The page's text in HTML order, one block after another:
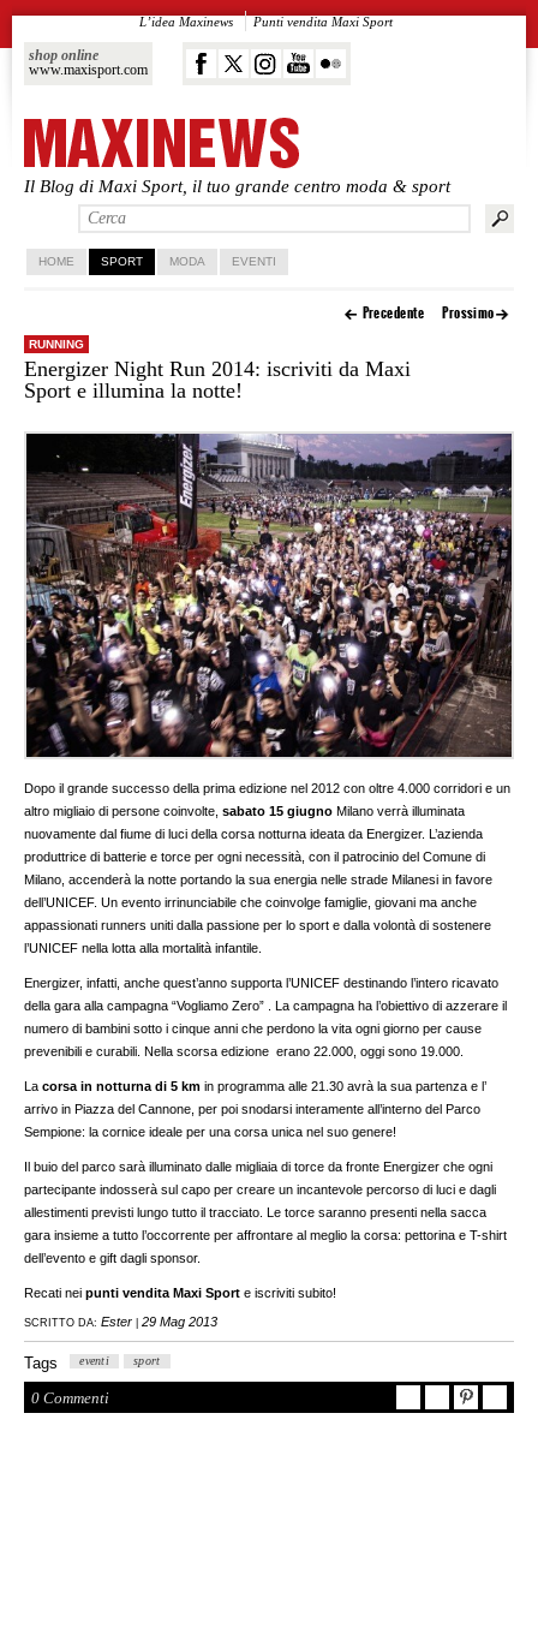
Il Blog di Maxi Sport, il tuo grande centro moda & sport
shop online
www.maxisport.com
L’idea Maxinews Punti vendita Maxi Sport
Vai al contenuto principale
Vai al contenuto secondario
HOME SPORT MODA EVENTI
Precedente Prossimo
RUNNING
Energizer Night Run 2014: iscriviti da Maxi
Sport e illumina la notte!
Dopo il grande successo della prima edizione nel 2012 con oltre 4.000 corridori e un
altro migliaio di persone coinvolte, sabato 15 giugno Milano verrà illuminata
nuovamente dal fiume di luci della corsa notturna ideata da Energizer. L’azienda
produttrice di batterie e torce per ogni necessità, con il patrocinio del Comune di
Milano, accenderà la notte portando la sua energia nelle strade Milanesi in favore
dell’UNICEF. Un evento irrinunciabile che coinvolge famiglie, giovani ma anche
appassionati runners uniti dalla passione per lo sport e dalla volontà di sostenere
l’UNICEF nella lotta alla mortalità infantile.
Energizer, infatti, anche quest’anno supporta l’UNICEF destinando l’intero ricavato
della gara alla campagna “Vogliamo Zero” . La campagna ha l’obiettivo di azzerare il
numero di bambini sotto i cinque anni che perdono la vita ogni giorno per cause
prevenibili e curabili. Nella scorsa edizione erano 22.000, oggi sono 19.000.
Lacorsa in notturna di 5 km in programma alle 21.30 avrà la sua partenza e l’
arrivo in Piazza del Cannone, per poi snodarsi interamente all’interno del Parco
Sempione: la cornice ideale per una corsa unica nel suo genere!
Il buio del parco sarà illuminato dalle migliaia di torce da fronte Energizer che ogni
partecipante indosserà sul capo per creare un incantevole percorso di luci e dagli
allestimenti previsti lungo tutto il tracciato. Le torce saranno presenti nella sacca
gara insieme a tutto l’occorrente per affrontare al meglio la corsa: pettorina e T-shirt
dell’evento e gift dagli sponsor.
Recati neipunti vendita Maxi Sport e iscriviti subito!
SCRITTO DA: Ester 29 Mag 2013
Tags eventi sport
0 Commenti